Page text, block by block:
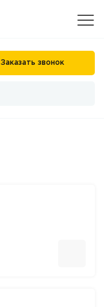
Заказать звонок